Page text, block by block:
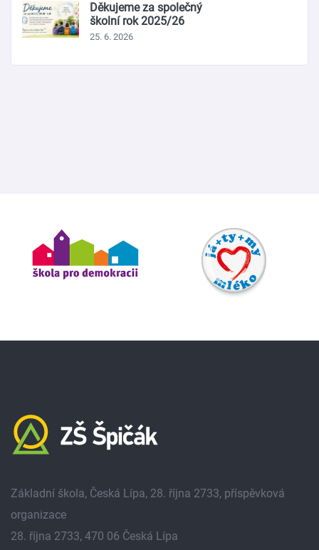
Děkujeme za společný
školní rok 2025/26
25. 6. 2026
Základní škola, Česká Lípa, 28. října 2733, příspěvková
organizace
28. října 2733, 470 06 Česká Lípa